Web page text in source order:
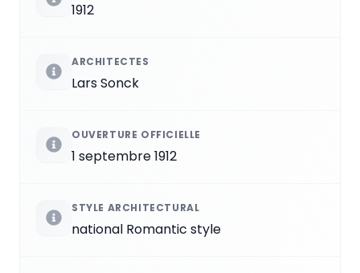
1912
ARCHITECTES
Lars Sonck
OUVERTURE OFFICIELLE
1 septembre 1912
STYLE ARCHITECTURAL
national Romantic style